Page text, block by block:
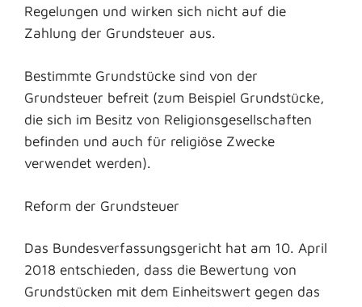
Regelungen und wirken sich nicht auf die
Zahlung der Grundsteuer aus.
Bestimmte Grundstücke sind von der
Grundsteuer befreit (zum Beispiel Grundstücke,
die sich im Besitz von Religionsgesellschaften
befinden und auch für religiöse Zwecke
verwendet werden).
Reform der Grundsteuer
Das Bundesverfassungsgericht hat am 10. April
2018 entschieden, dass die Bewertung von
Grundstücken mit dem Einheitswert gegen das